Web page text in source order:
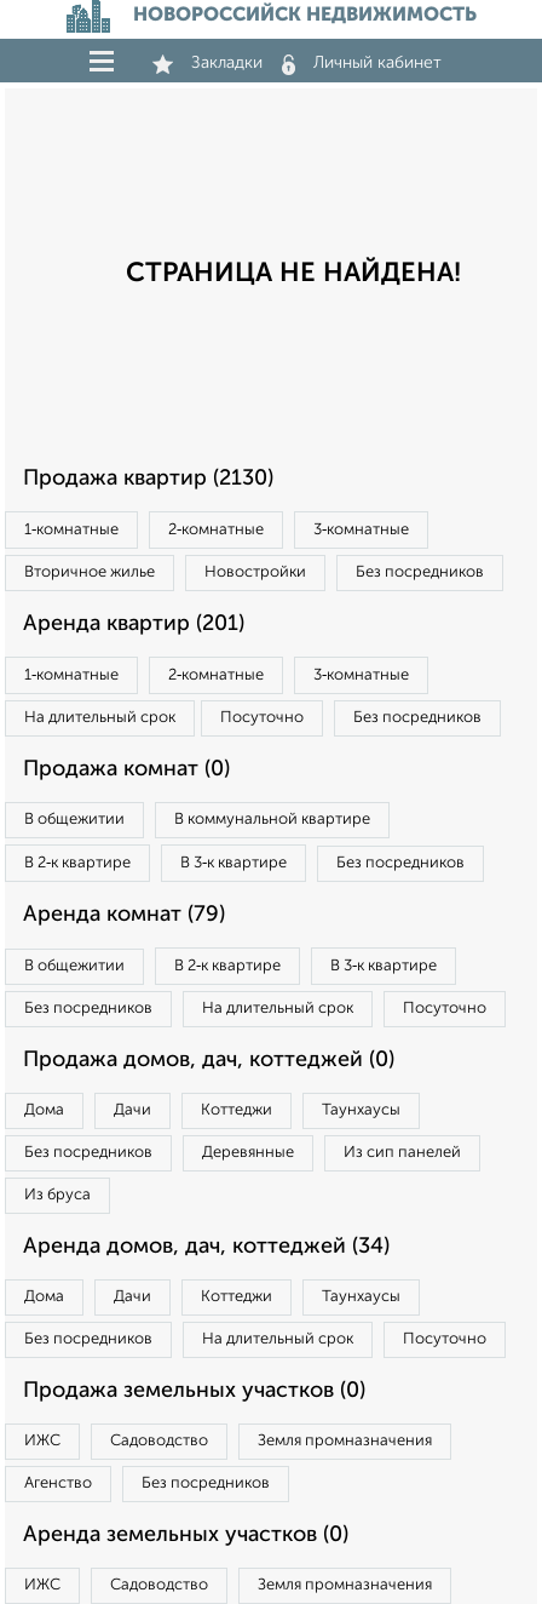
НОВОРОССИЙСК НЕДВИЖИМОСТЬ
Закладки Личный кабинет
СТРАНИЦА НЕ НАЙДЕНА!
Продажа квартир (2130)
1‑комнатные 2‑комнатные 3‑комнатные
Вторичное жилье Новостройки Без посредников
Аренда квартир (201)
1‑комнатные 2‑комнатные 3‑комнатные
На длительный срок Посуточно Без посредников
Продажа комнат (0)
В общежитии В коммунальной квартире
В 2‑к квартире В 3‑к квартире Без посредников
Аренда комнат (79)
В общежитии В 2‑к квартире В 3‑к квартире
Без посредников На длительный срок Посуточно
Продажа домов, дач, коттеджей (0)
Дома Дачи Коттеджи Таунхаусы
Без посредников Деревянные Из сип панелей
Из бруса
Аренда домов, дач, коттеджей (34)
Дома Дачи Коттеджи Таунхаусы
Без посредников На длительный срок Посуточно
Продажа земельных участков (0)
ИЖС Садоводство Земля промназначения
Агенство Без посредников
Аренда земельных участков (0)
ИЖС Садоводство Земля промназначения